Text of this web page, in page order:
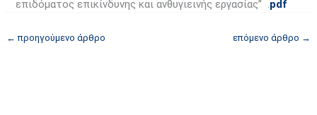
επιδόματος επικίνδυνης και ανθυγιεινής εργασίας” .pdf
← προηγούμενο άρθρο επόμενο άρθρο →
σ
ω
ω
ι